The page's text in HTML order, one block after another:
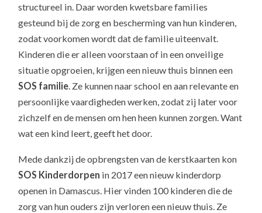
structureel in. Daar worden kwetsbare families
gesteund bij de zorg en bescherming van hun kinderen,
zodat voorkomen wordt dat de familie uiteenvalt.
Kinderen die er alleen voorstaan of in een onveilige
situatie opgroeien, krijgen een nieuw thuis binnen een
SOS familie . Ze kunnen naar school en aan relevante en
persoonlijke vaardigheden werken, zodat zij later voor
zichzelf en de mensen om hen heen kunnen zorgen. Want
wat een kind leert, geeft het door.
Mede dankzij de opbrengsten van de kerstkaarten kon
SOS Kinderdorpen in 2017 een nieuw kinderdorp
openen in Damascus. Hier vinden 100 kinderen die de
zorg van hun ouders zijn verloren een nieuw thuis. Ze